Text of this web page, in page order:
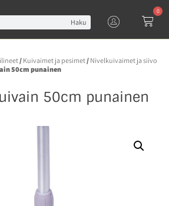
Haku
0
/ Kuivaimet ja pesimet/ Nivelkuivaimet ja siivo
50cm punainen
50cm punainen